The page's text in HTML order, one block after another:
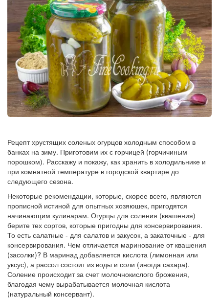
Рецепт хрустящих соленых огурцов холодным способом в
банках на зиму. Приготовим их с горчицей (горчичиным
порошком). Расскажу и покажу, как хранить в холодильнике и
при комнатной температуре в городской квартире до
следующего сезона.
Некоторые рекомендации, которые, скорее всего, являются
прописной истиной для опытных хозяюшек, пригодятся
начинающим кулинарам. Огурцы для соления (квашения)
берите тех сортов, которые пригодны для консервирования.
То есть салатные - для салатов и закусок, а закаточные - для
консервирования. Чем отличается маринование от квашения
(засолки)? В маринад добавляется кислота (лимонная или
уксус), а рассол состоит из воды и соли (иногда сахара).
Соление происходит за счет молочнокислого брожения,
благодая чему вырабатывается молочная кислота
(натуральный консервант).